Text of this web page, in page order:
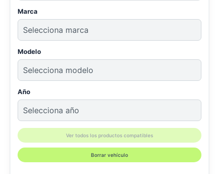
Marca
Modelo
Año
Ver todos los productos compatibles
Borrar vehículo